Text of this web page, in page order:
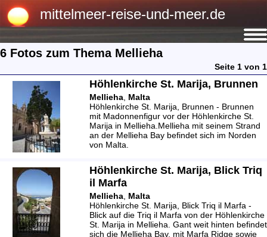
mittelmeer-reise-und-meer.de
6 Fotos zum Thema Mellieha
Seite 1 von 1
Höhlenkirche St. Marija, Brunnen
Mellieha Malta
Höhlenkirche St. Marija, Brunnen - Brunnen
mit Madonnenfigur vor der Höhlenkirche St.
Marija in Mellieha.Mellieha mit seinem Strand
an der Mellieha Bay befindet sich im Norden
von Malta.
Höhlenkirche St. Marija, Blick Triq
il Marfa
Mellieha Malta
Höhlenkirche St. Marija, Blick Triq il Marfa -
Blick auf die Triq il Marfa von der Höhlenkirche
St. Marija in Mellieha. Gant weit hinten befindet
sich die Mellieha Bay, mit Marfa Ridge sowie